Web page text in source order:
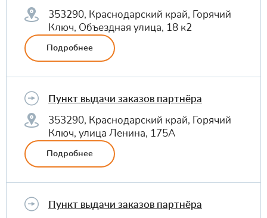
353290, Краснодарский край, Горячий
Ключ, Объездная улица, 18 к2
Подробнее
Пункт выдачи заказов партнёра
353290, Краснодарский край, Горячий
Ключ, улица Ленина, 175А
Подробнее
Пункт выдачи заказов партнёра